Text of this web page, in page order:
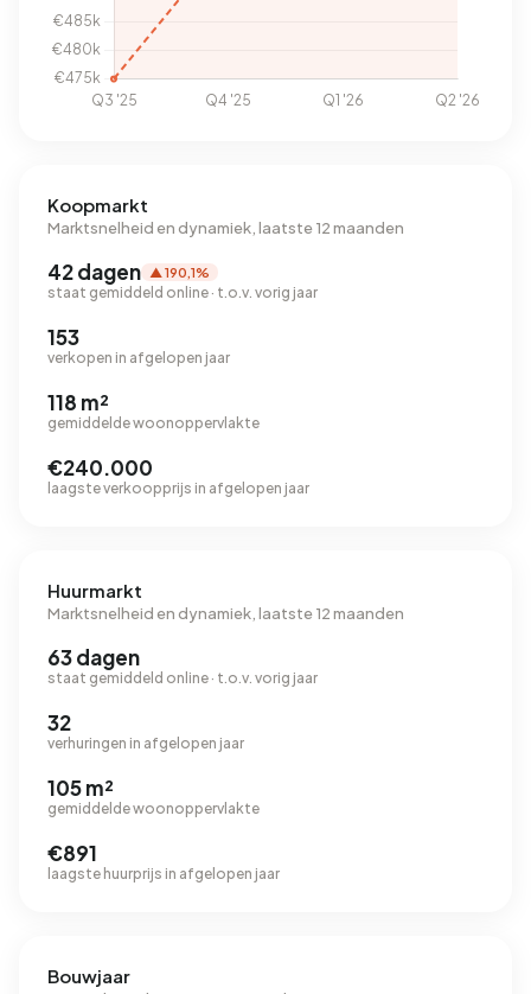
Koopmarkt
Marktsnelheid en dynamiek, laatste 12 maanden
42 dagen ▲ 190,1%
staat gemiddeld online · t.o.v. vorig jaar
153
verkopen in afgelopen jaar
118 m²
gemiddelde woonoppervlakte
€240.000
laagste verkoopprijs in afgelopen jaar
Huurmarkt
Marktsnelheid en dynamiek, laatste 12 maanden
63 dagen
staat gemiddeld online · t.o.v. vorig jaar
32
verhuringen in afgelopen jaar
105 m²
gemiddelde woonoppervlakte
€891
laagste huurprijs in afgelopen jaar
Bouwjaar